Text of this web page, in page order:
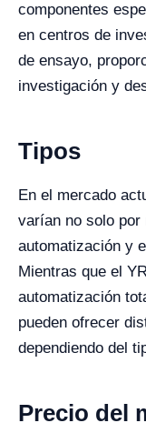
componentes
en centros de
de ensayo,
investigación y
Tipos
En el mercado
varían no solo por
automatización y
Mientras que el
automatización
pueden ofrecer
dependiendo del
Precio del